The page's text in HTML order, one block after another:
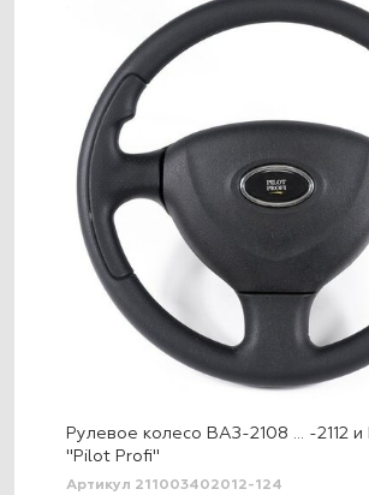
Рулевое колесо ВАЗ-2108 … -2112 и
"Pilot Profi"
Артикул 211003402012-124